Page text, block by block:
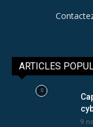
ARTICLES
9